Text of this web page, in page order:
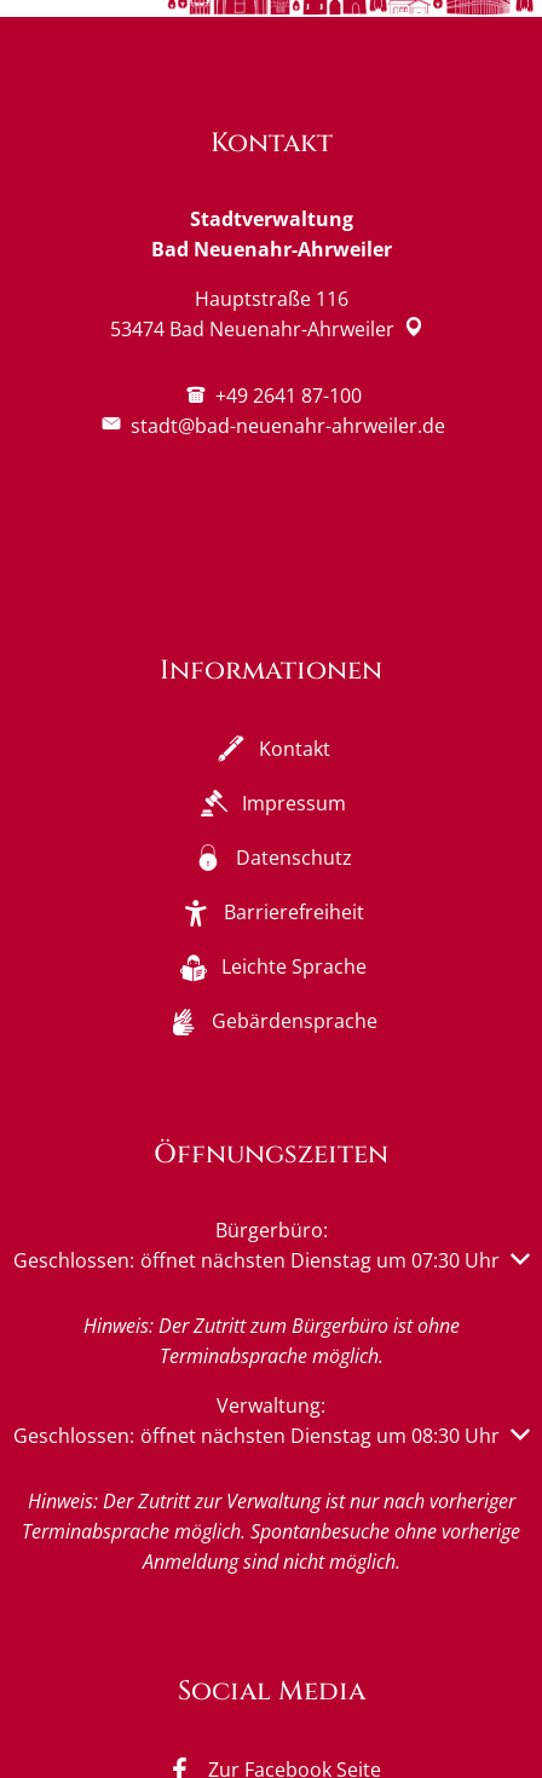
Kontakt
Stadtverwaltung
Bad Neuenahr-Ahrweiler
Hauptstraße 116
53474 Bad Neuenahr-Ahrweiler
+49 2641 87-100
stadt@bad-neuenahr-ahrweiler.de
Informationen
Kontakt
Impressum
Datenschutz
Barrierefreiheit
Leichte Sprache
Gebärdensprache
Öffnungszeiten
Bürgerbüro:
Klicken, um weitere Öffnungs- oder Schließzeiten
Geschlossen: öffnet nächsten Dienstag um 07:30 Uhr
Hinweis: Der Zutritt zum Bürgerbüro ist ohne
Terminabsprache möglich.
Verwaltung:
Klicken, um weitere Öffnungs- oder Schließzeiten
Geschlossen: öffnet nächsten Dienstag um 08:30 Uhr
Hinweis: Der Zutritt zur Verwaltung ist nur nach vorheriger
Terminabsprache möglich. Spontanbesuche ohne vorherige
Anmeldung sind nicht möglich.
Social Media
Zur Facebook Seite